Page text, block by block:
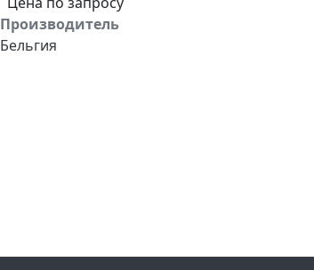
Производитель
Бельгия